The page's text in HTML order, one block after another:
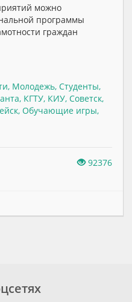
можно
программы
граждан
, Молодежь, Студенты,
, КГТУ, КИУ, Советск,
, Обучающие игры,
92376